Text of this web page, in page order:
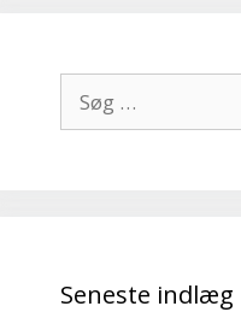
efter:
Seneste indlæg